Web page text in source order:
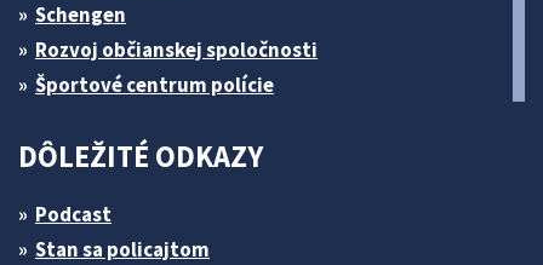
Schengen
Rozvoj občianskej spoločnosti
Športové centrum polície
DÔLEŽITÉ ODKAZY
Podcast
Stan sa policajtom